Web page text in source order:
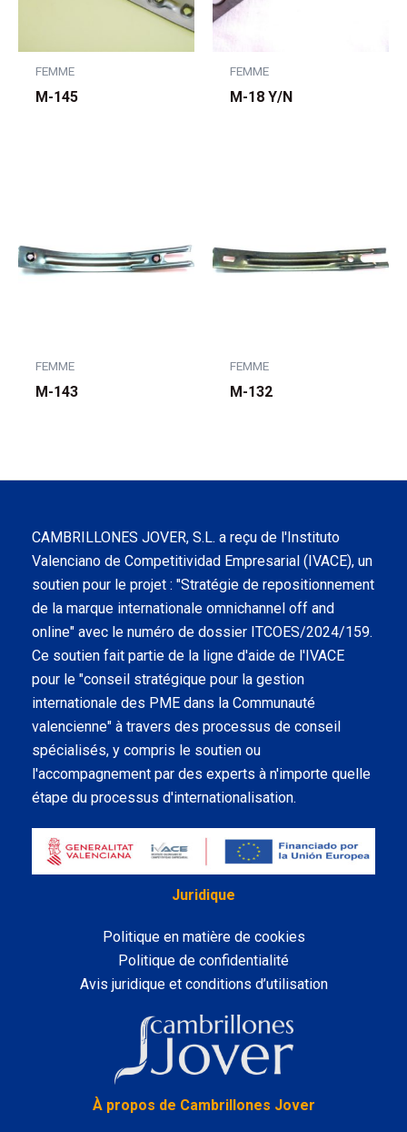
FEMME
M-145
FEMME
M-18 Y/N
FEMME
M-143
FEMME
M-132
CAMBRILLONES JOVER, S.L. a reçu de l'Instituto
Valenciano de Competitividad Empresarial (IVACE), un
soutien pour le projet : "Stratégie de repositionnement
de la marque internationale omnichannel off and
online" avec le numéro de dossier ITCOES/2024/159.
Ce soutien fait partie de la ligne d'aide de l'IVACE
pour le "conseil stratégique pour la gestion
internationale des PME dans la Communauté
valencienne" à travers des processus de conseil
spécialisés, y compris le soutien ou
l'accompagnement par des experts à n'importe quelle
étape du processus d'internationalisation.
Juridique
Politique en matière de cookies
Politique de confidentialité
Avis juridique et conditions d’utilisation
À propos de Cambrillones Jover
LinkedIn